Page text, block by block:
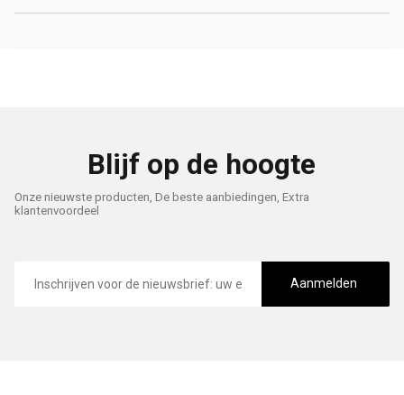
Blijf op de hoogte
Onze nieuwste producten, De beste aanbiedingen, Extra
klantenvoordeel
mailadres
Aanmelden